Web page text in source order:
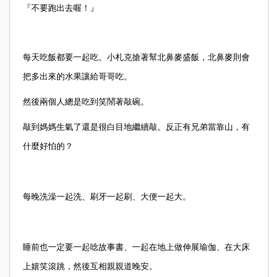
『不要跑出去喔！』
每天吃飯都要一起吃。小札克搶著幫北鼻麥盛飯，北鼻麥則會
把多出來的水果讓給哥哥吃。
然後兩個人總是吃到笑鬧著敲碗。
敲到媽媽生氣了還是很白目地繼續敲。反正有兄弟當靠山，有
什麼好怕的？
每晚洗澡一起洗、刷牙一起刷、大便一起大。
睡前也一定要一起唸故事書、一起在地上做伸展瑜伽、在大床
上嬉笑滾跳，然後互相親親道晚安。